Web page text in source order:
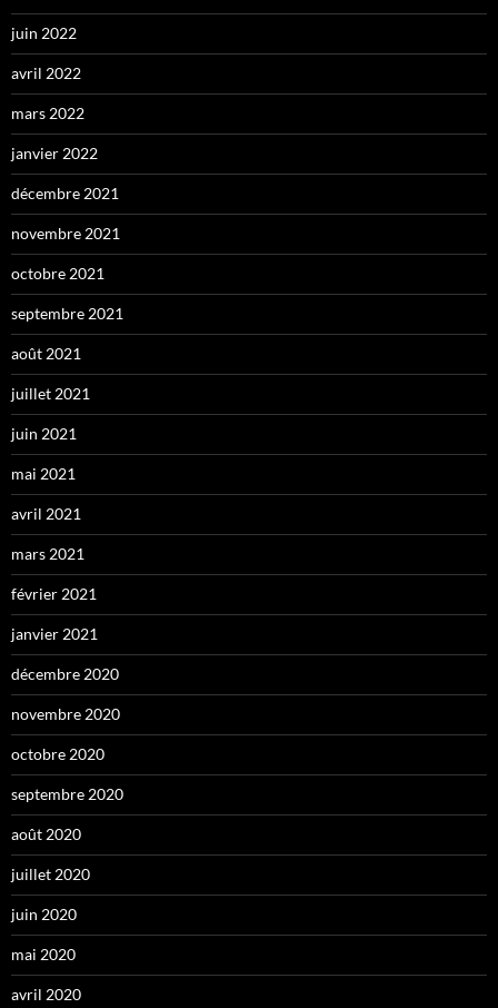
juin 2022
avril 2022
mars 2022
janvier 2022
décembre 2021
novembre 2021
octobre 2021
septembre 2021
août 2021
juillet 2021
juin 2021
mai 2021
avril 2021
mars 2021
février 2021
janvier 2021
décembre 2020
novembre 2020
octobre 2020
septembre 2020
août 2020
juillet 2020
juin 2020
mai 2020
avril 2020